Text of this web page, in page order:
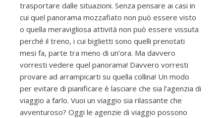
trasportare dalle situazioni. Senza pensare ai casi in
cui quel panorama mozzafiato non può essere visto
o quella meravigliosa attività non può essere vissuta
perché il treno, i cui biglietti sono quelli prenotati
mesi fa, parte tra meno di un’ora. Ma davvero
vorresti vedere quel panorama! Davvero vorresti
provare ad arrampicarti su quella collina! Un modo
per evitare di pianificare è lasciare che sia l’agenzia di
viaggio a farlo. Vuoi un viaggio sia rilassante che
avventuroso? Oggi le agenzie di viaggio possono